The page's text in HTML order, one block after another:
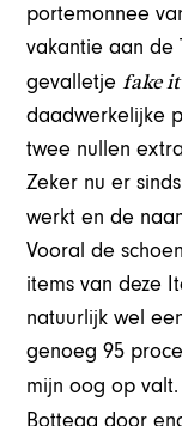
portemonnee
vakantie aan de
gevalletje fake
daadwerkelijke
twee nullen
Zeker nu er
werkt en de
Vooral de
items van deze
natuurlijk wel
genoeg 95
mijn oog op